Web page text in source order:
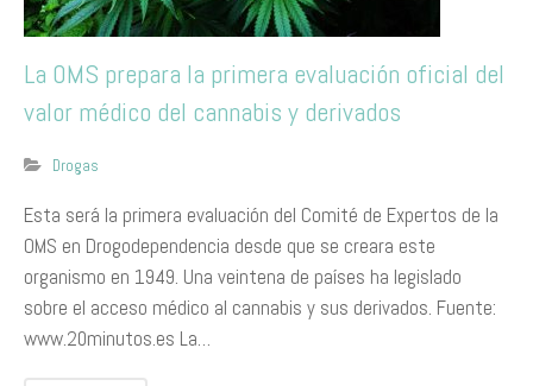
La OMS prepara la primera evaluación oficial del
valor médico del cannabis y derivados
Drogas
​Esta será la primera evaluación del Comité de Expertos de la
OMS en Drogodependencia desde que se creara este
organismo en 1949. Una veintena de países ha legislado
sobre el acceso médico al cannabis y sus derivados. Fuente:
www.20minutos.es La…